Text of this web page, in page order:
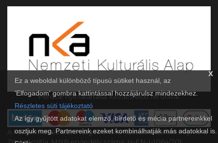
x
Ez a weboldal különböző típusú sütiket használ, az
'Elfogadom' gombra kattintással hozzájárulsz mindezekhez.
Részletes süti tájékoztató
Az így gyűjtött adatokat elemző, hirdető és média partnereinkkel
osztjuk meg. Partnereink ezeket kombinálhatják más adatokkal is.
Pénztár nyitvatartása: kezdés előtt fél órával.
A kényelmes és biztonságos online fizetést a Barion Payment
Zrt. biztosítja, MNB engedély száma: H-EN-I-1064/201.